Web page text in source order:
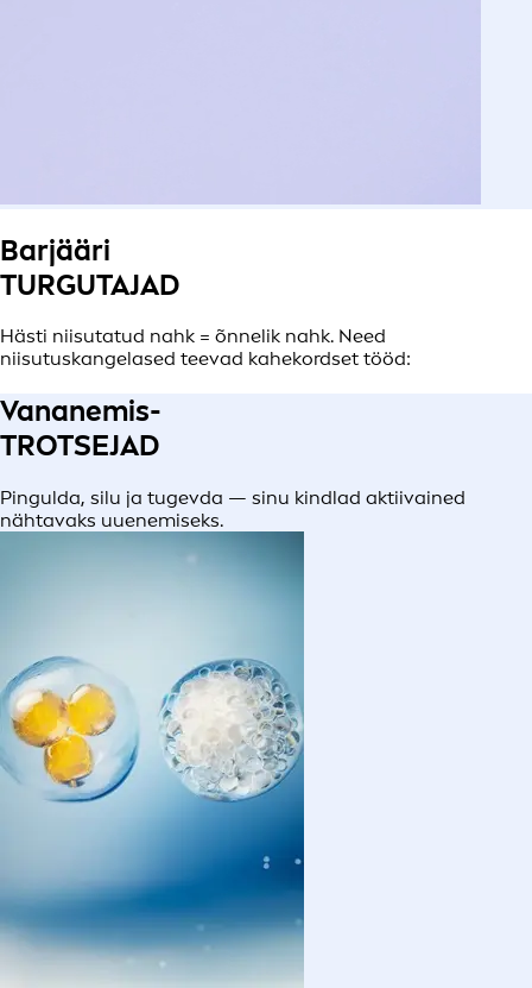
Barjääri
TURGUTAJAD
Hästi niisutatud nahk = õnnelik nahk. Need
niisutuskangelased teevad kahekordset tööd:
Vananemis-
TROTSEJAD
Pingulda, silu ja tugevda — sinu kindlad aktiivained
nähtavaks uuenemiseks.